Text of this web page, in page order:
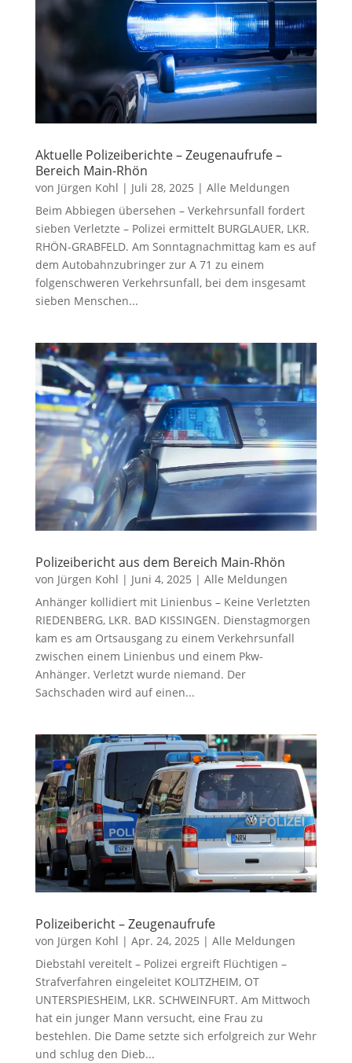
Aktuelle Polizeiberichte – Zeugenaufrufe –
Bereich Main-Rhön
von Jürgen Kohl | Juli 28, 2025 | Alle Meldungen
Beim Abbiegen übersehen – Verkehrsunfall fordert
sieben Verletzte – Polizei ermittelt BURGLAUER, LKR.
RHÖN-GRABFELD. Am Sonntagnachmittag kam es auf
dem Autobahnzubringer zur A 71 zu einem
folgenschweren Verkehrsunfall, bei dem insgesamt
sieben Menschen...
Polizeibericht aus dem Bereich Main-Rhön
von Jürgen Kohl | Juni 4, 2025 | Alle Meldungen
Anhänger kollidiert mit Linienbus – Keine Verletzten
RIEDENBERG, LKR. BAD KISSINGEN. Dienstagmorgen
kam es am Ortsausgang zu einem Verkehrsunfall
zwischen einem Linienbus und einem Pkw-
Anhänger. Verletzt wurde niemand. Der
Sachschaden wird auf einen...
Polizeibericht – Zeugenaufrufe
von Jürgen Kohl | Apr. 24, 2025 | Alle Meldungen
Diebstahl vereitelt – Polizei ergreift Flüchtigen –
Strafverfahren eingeleitet KOLITZHEIM, OT
UNTERSPIESHEIM, LKR. SCHWEINFURT. Am Mittwoch
hat ein junger Mann versucht, eine Frau zu
bestehlen. Die Dame setzte sich erfolgreich zur Wehr
und schlug den Dieb...